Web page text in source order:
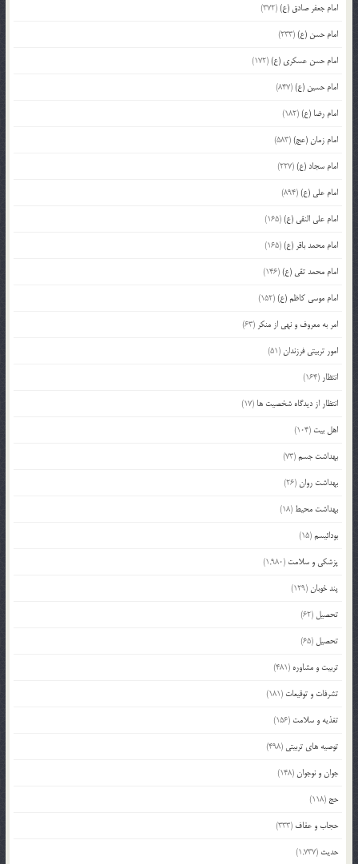
امام جعفر صادق (ع)(372)
امام حسن (ع)(233)
امام حسن عسکری (ع)(172)
امام حسین (ع)(847)
امام رضا (ع)(182)
امام زمان (عج)(583)
امام سجاد (ع)(227)
امام علی (ع)(894)
امام علی النقی (ع)(165)
امام محمد باقر (ع)(165)
امام محمد تقی (ع)(146)
امام موسی کاظم (ع)(152)
امر به معروف و نهی از منکر (63)
امور تربیتی فرزندان(51)
انتظار (164)
انتظار از دیدگاه شخصیت ها (17)
اهل بیت (104)
بهداشت جسم(73)
بهداشت روان(26)
بهداشت محیط (18)
بودائیسم(15)
پزشکی و سلامت (1,980)
پند خوبان(129)
تحصیل (62)
تحصیل (65)
تربیت و مشاوره (481)
تشرفات و توقیعات (181)
تغذیه و سلامت (156)
توصیه های تربیتی (498)
جوان و نوجوان(148)
حج (118)
حجاب و عفاف (333)
حدیث (1,737)